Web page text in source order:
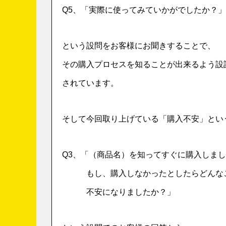
Q5、「実際に使ってみていかがでしたか？」
という設問をお客様にお聞きすることで、
その購入プロセスを知ることが出来るよう設
されています。
そして今回取り上げている「購入不安」とい
Q3、「（商品名）を知ってすぐに購入しま
もし、購入しなかったとしたらどんな
不安になりましたか？」